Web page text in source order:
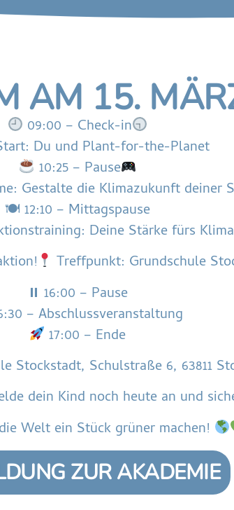
AM 15.
09:00 – Check-in
Du und Plant-for-the-Planet
10:25 – Pause
Gestalte die Klimazukunft deiner
🍽 12:10 – Mittagspause
Deine Stärke fürs Klima
Treffpunkt: Grundschule
⏸ 16:00 – Pause
– Abschlussveranstaltung
17:00 – Ende
Stockstadt, Schulstraße 6, 63811
dein Kind noch heute an und
Welt ein Stück grüner machen!
ZUR AKADEMIE